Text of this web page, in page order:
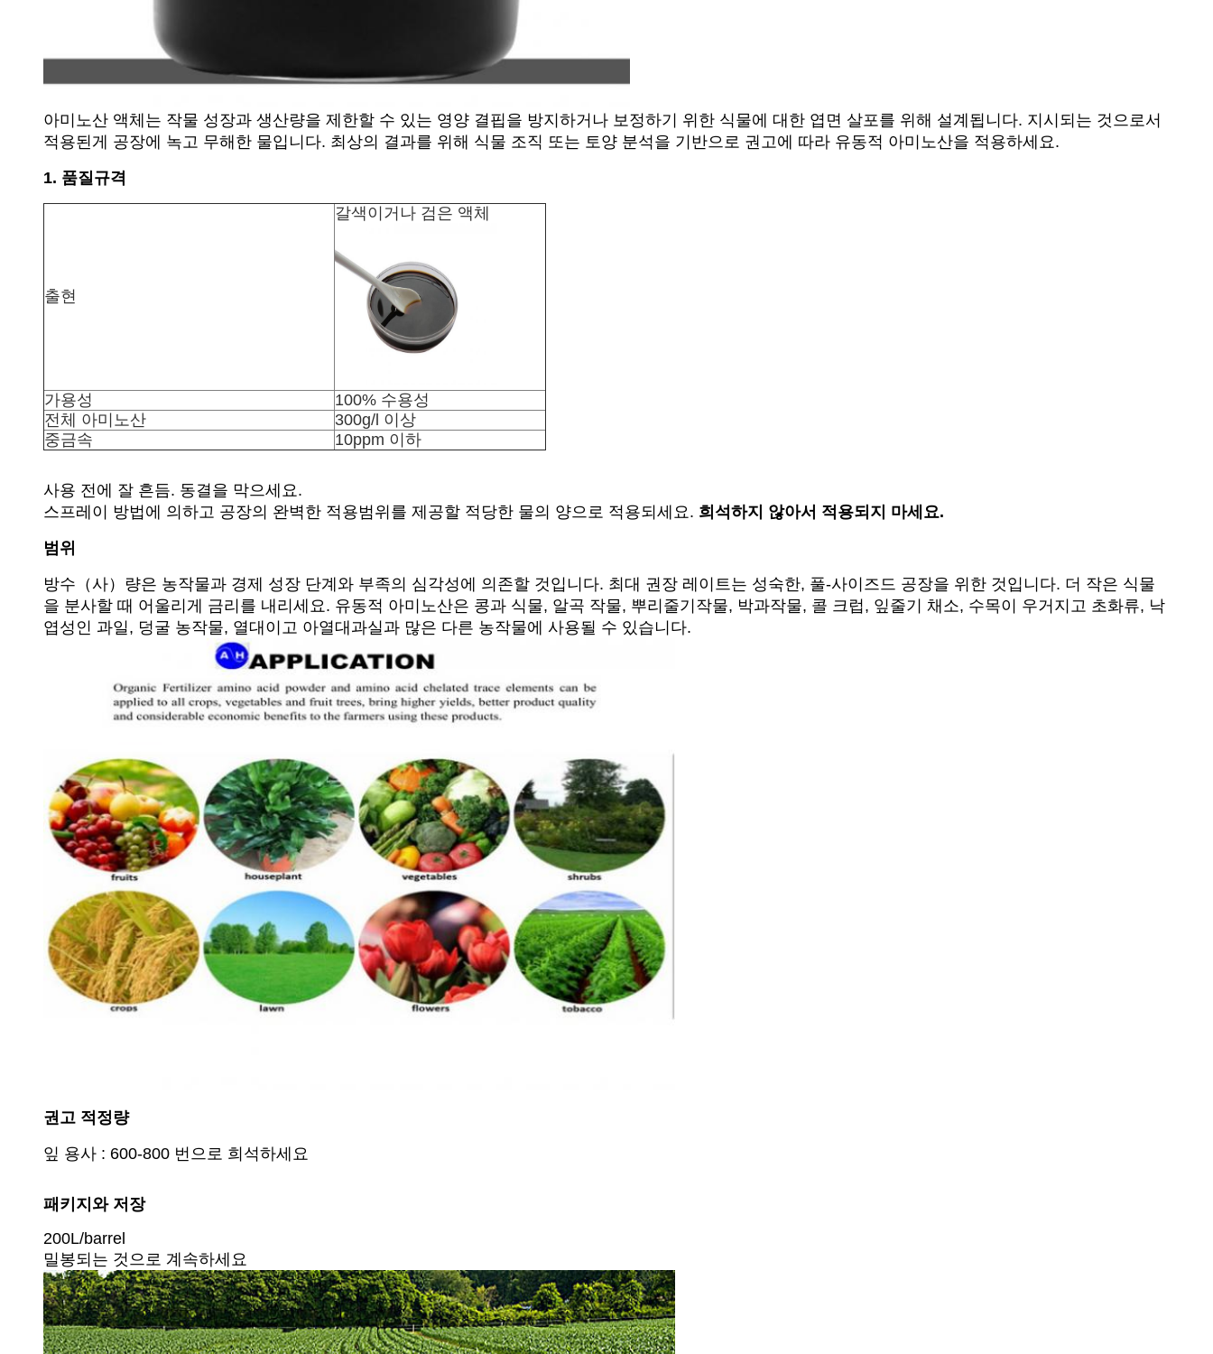
아미노산 액체는 작물 성장과 생산량을 제한할 수 있는 영양 결핍을 방지하거나 보정하기 위한 식물에 대한 엽면 살포를 위해 설계됩니다. 지시되는 것으로서
적용된게 공장에 녹고 무해한 물입니다. 최상의 결과를 위해 식물 조직 또는 토양 분석을 기반으로 권고에 따라 유동적 아미노산을 적용하세요.
1. 품질규격
출현
갈색이거나 검은 액체
가용성
100% 수용성
전체 아미노산
300g/l 이상
중금속
10ppm 이하
사용 전에 잘 흔듬. 동결을 막으세요.
스프레이 방법에 의하고 공장의 완벽한 적용범위를 제공할 적당한 물의 양으로 적용되세요. 희석하지 않아서 적용되지 마세요.
범위
방수（사）량은 농작물과 경제 성장 단계와 부족의 심각성에 의존할 것입니다. 최대 권장 레이트는 성숙한, 풀-사이즈드 공장을 위한 것입니다. 더 작은 식물
을 분사할 때 어울리게 금리를 내리세요. 유동적 아미노산은 콩과 식물, 알곡 작물, 뿌리줄기작물, 박과작물, 콜 크럽, 잎줄기 채소, 수목이 우거지고 초화류, 낙
엽성인 과일, 덩굴 농작물, 열대이고 아열대과실과 많은 다른 농작물에 사용될 수 있습니다.
권고 적정량
잎 용사 : 600-800 번으로 희석하세요
패키지와 저장
200L/barrel
밀봉되는 것으로 계속하세요